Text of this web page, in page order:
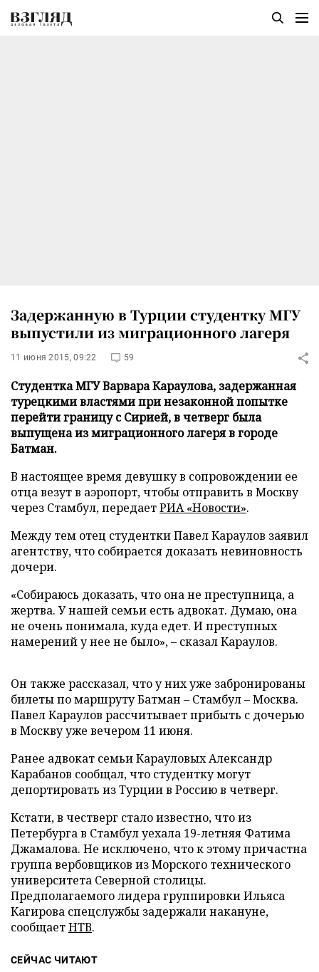
Задержанную в Турции студентку МГУ
выпустили из миграционного лагеря
11 июня 2015, 09:22 59
Студентка МГУ Варвара Караулова, задержанная
турецкими властями при незаконной попытке
перейти границу с Сирией, в четверг была
выпущена из миграционного лагеря в городе
Батман.
В настоящее время девушку в сопровождении ее
отца везут в аэропорт, чтобы отправить в Москву
через Стамбул, передаетРИА «Новости».
Между тем отец студентки Павел Караулов заявил
агентству, что собирается доказать невиновность
дочери.
«Собираюсь доказать, что она не преступница, а
жертва. У нашей семьи есть адвокат. Думаю, она
не очень понимала, куда едет. И преступных
намерений у нее не было»,– сказал Караулов.
Он также рассказал, что у них уже забронированы
билеты по маршруту Батман – Стамбул–Москва.
Павел Караулов рассчитывает прибыть с дочерью
в Москву уже вечером 11 июня.
Ранее адвокат семьи Карауловых Александр
Карабанов сообщал, что студентку могут
депортировать из Турции в Россию в четверг.
Кстати, в честверг стало известно, что из
Петербурга в Стамбул уехала 19-летняя Фатима
Джамалова. Не исключено, что к этому причастна
группа вербовщиков из Морского технического
университета Северной столицы.
Предполагаемого лидера группировки Ильяса
Кагирова спецслужбы задержали накануне,
сообщаетНТВ.
СЕЙЧАС ЧИТАЮТ